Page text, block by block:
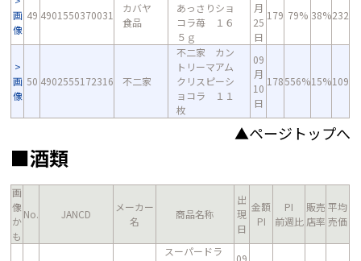
画
像
49 4901550370031
カバヤ
食品
あっさりショ
コラ苺 １６
５ｇ
月
25
日
179 79% 38%232
画
像
50 4902555172316 不二家
不二家 カン
トリーマアム
クリスピーシ
ョコラ １１
枚
09
月
10
日
178556%15%109
▲ページトップへ
■酒類
画
像
か
も
No. JANCD
メーカー
名
商品名称
出
現
日
金額
PI
PI
前週比
販売
店率
平均
売価
スーパードラ
09